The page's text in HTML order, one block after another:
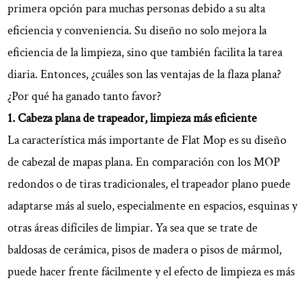
primera opción para muchas personas debido a su alta
eficiencia y conveniencia. Su diseño no solo mejora la
eficiencia de la limpieza, sino que también facilita la tarea
diaria. Entonces, ¿cuáles son las ventajas de la flaza plana?
¿Por qué ha ganado tanto favor?
1. Cabeza plana de trapeador, limpieza más eficiente
La característica más importante de Flat Mop es su diseño
de cabezal de mapas plana. En comparación con los MOP
redondos o de tiras tradicionales, el trapeador plano puede
adaptarse más al suelo, especialmente en espacios, esquinas y
otras áreas difíciles de limpiar. Ya sea que se trate de
baldosas de cerámica, pisos de madera o pisos de mármol,
puede hacer frente fácilmente y el efecto de limpieza es más